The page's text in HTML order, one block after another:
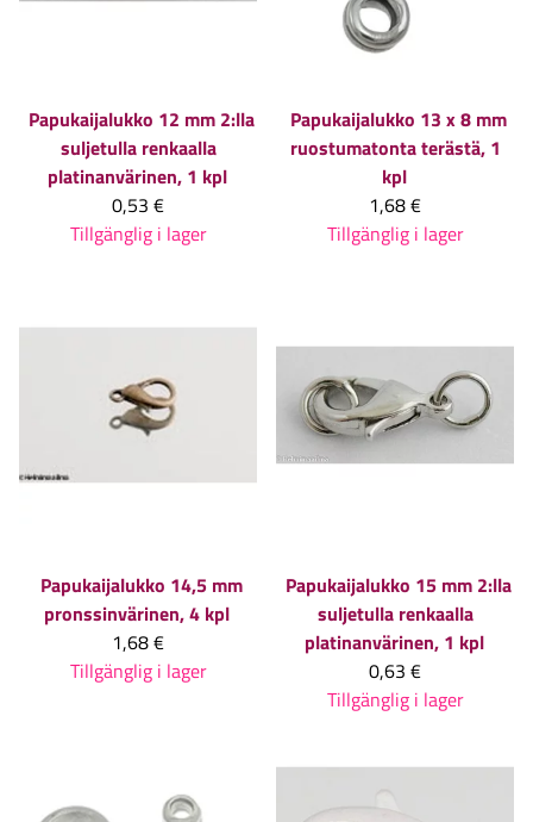
Papukaijalukko 12 mm 2:lla
suljetulla renkaalla
platinanvärinen, 1 kpl
0,53 €
Tillgänglig i lager
Papukaijalukko 13 x 8 mm
ruostumatonta terästä, 1
kpl
1,68 €
Tillgänglig i lager
Papukaijalukko 14,5 mm
pronssinvärinen, 4 kpl
1,68 €
Tillgänglig i lager
Papukaijalukko 15 mm 2:lla
suljetulla renkaalla
platinanvärinen, 1 kpl
0,63 €
Tillgänglig i lager